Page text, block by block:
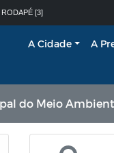
RODAPÉ [3]
A Cidade A
do Meio